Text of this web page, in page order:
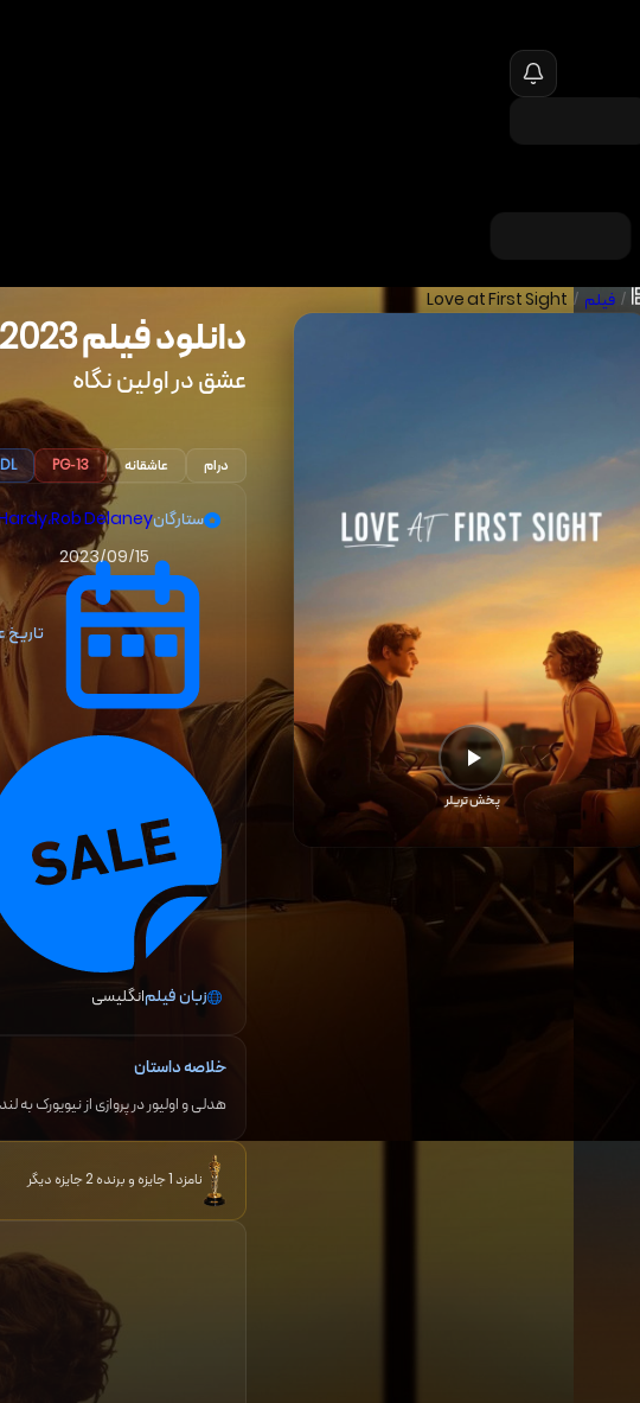
/ فیلم /
Love at First Sight
دانلود فیلم2023
عشق در اولین نگاه
پخش تریلر
درام عاشقانه PG-13
ستارگان ،Rob Delaney
تاریخ
2023/09/15
زبان فیلمانگلیسی
خلاصه داستان
هدلی و اولیور در پروازی از نیویورک
نامزد 1 جایزه و برنده 2 جایزه دیگر